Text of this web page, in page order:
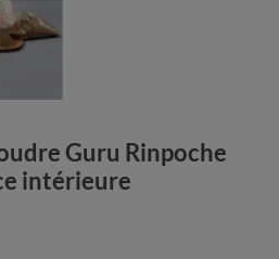
Vendu
Guru Rinpoche
intérieure